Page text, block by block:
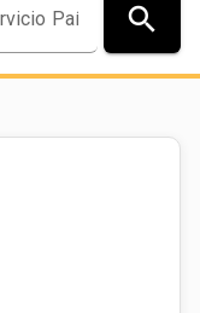
search